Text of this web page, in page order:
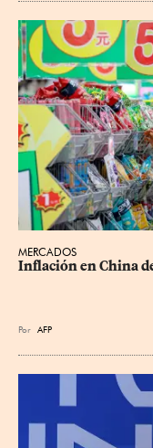
MERCADOS
Inflación en China
Por AFP